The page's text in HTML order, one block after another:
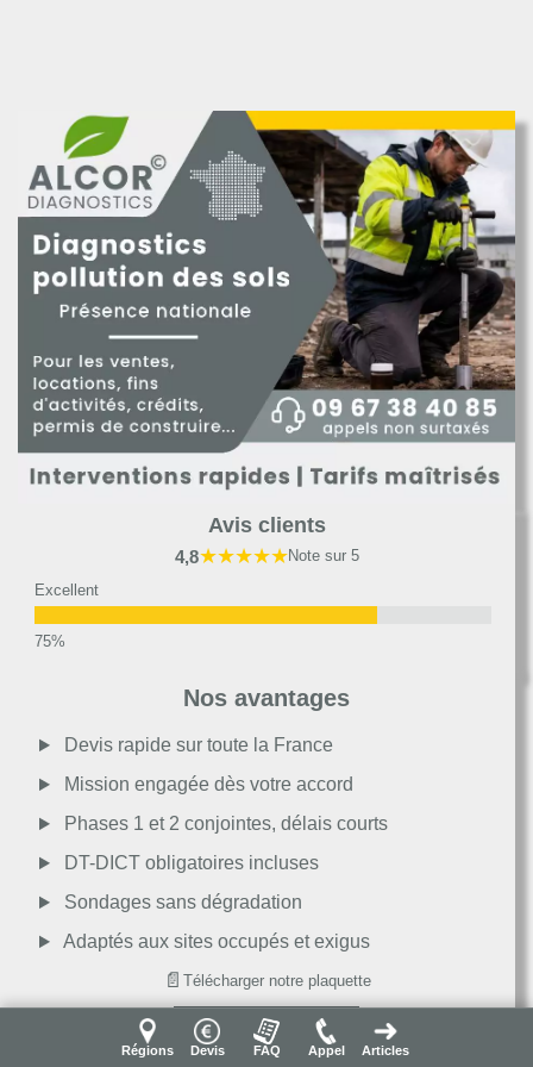
Avis clients
4,8★★★★★Note sur 5
Excellent
Moyen
Passable
Décevant
Nos avantages
Devis rapide sur toute la France
Mission engagée dès votre accord
Phases 1 et 2 conjointes, délais courts
DT-DICT obligatoires incluses
Sondages sans dégradation
Adaptés aux sites occupés et exigus
📄 Télécharger notre plaquette
Obtenir un devis
Régions Devis FAQ Appel Articles